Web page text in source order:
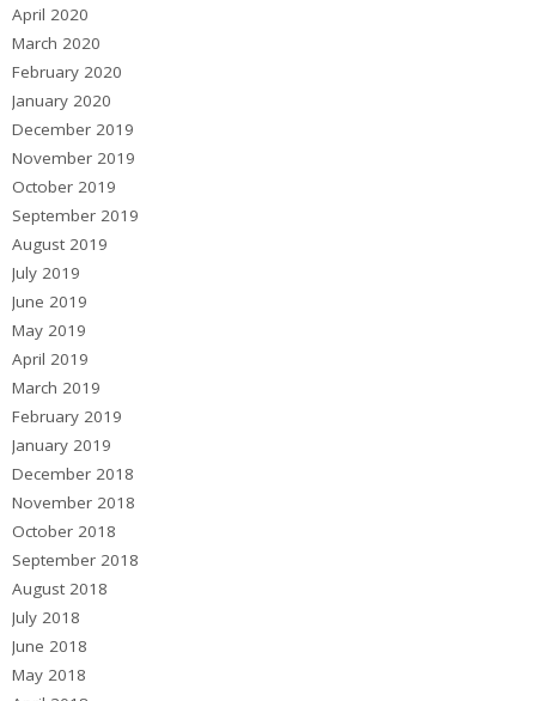
April 2020
March 2020
February 2020
January 2020
December 2019
November 2019
October 2019
September 2019
August 2019
July 2019
June 2019
May 2019
April 2019
March 2019
February 2019
January 2019
December 2018
November 2018
October 2018
September 2018
August 2018
July 2018
June 2018
May 2018